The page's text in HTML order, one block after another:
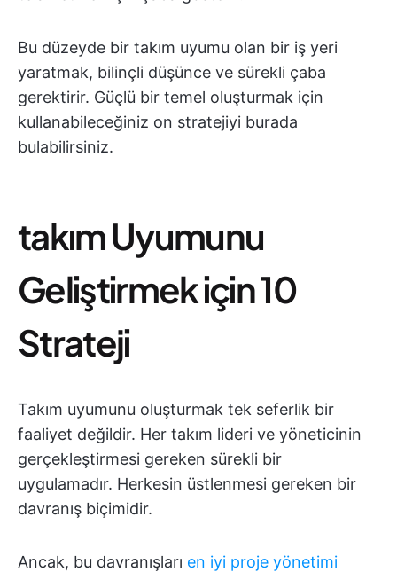
Bu düzeyde bir takım uyumu olan bir iş yeri
yaratmak, bilinçli düşünce ve sürekli çaba
gerektirir. Güçlü bir temel oluşturmak için
kullanabileceğiniz on stratejiyi burada
bulabilirsiniz.
takım Uyumunu
Geliştirmek için 10
Strateji
Takım uyumunu oluşturmak tek seferlik bir
faaliyet değildir. Her takım lideri ve yöneticinin
gerçekleştirmesi gereken sürekli bir
uygulamadır. Herkesin üstlenmesi gereken bir
davranış biçimidir.
Ancak, bu davranışları en iyi proje yönetimi